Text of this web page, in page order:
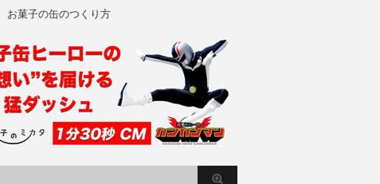
お菓子の缶のつくり方